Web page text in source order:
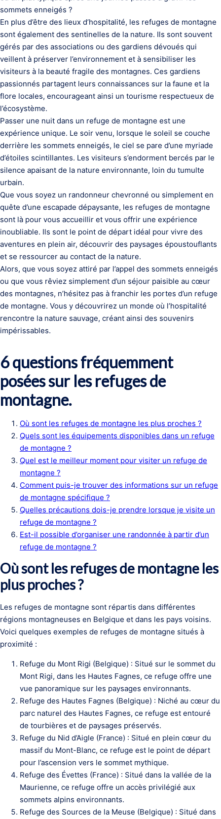
sommets enneigés ?
En plus d’être des lieux d’hospitalité, les refuges de montagne
sont également des sentinelles de la nature. Ils sont souvent
gérés par des associations ou des gardiens dévoués qui
veillent à préserver l’environnement et à sensibiliser les
visiteurs à la beauté fragile des montagnes. Ces gardiens
passionnés partagent leurs connaissances sur la faune et la
flore locales, encourageant ainsi un tourisme respectueux de
l’écosystème.
Passer une nuit dans un refuge de montagne est une
expérience unique. Le soir venu, lorsque le soleil se couche
derrière les sommets enneigés, le ciel se pare d’une myriade
d’étoiles scintillantes. Les visiteurs s’endorment bercés par le
silence apaisant de la nature environnante, loin du tumulte
urbain.
Que vous soyez un randonneur chevronné ou simplement en
quête d’une escapade dépaysante, les refuges de montagne
sont là pour vous accueillir et vous offrir une expérience
inoubliable. Ils sont le point de départ idéal pour vivre des
aventures en plein air, découvrir des paysages époustouflants
et se ressourcer au contact de la nature.
Alors, que vous soyez attiré par l’appel des sommets enneigés
ou que vous rêviez simplement d’un séjour paisible au cœur
des montagnes, n’hésitez pas à franchir les portes d’un refuge
de montagne. Vous y découvrirez un monde où l’hospitalité
rencontre la nature sauvage, créant ainsi des souvenirs
impérissables.
6 questions fréquemment
posées sur les refuges de
montagne.
Où sont les refuges de montagne les plus proches ?
Quels sont les équipements disponibles dans un refuge
de montagne ?
Quel est le meilleur moment pour visiter un refuge de
montagne ?
Comment puis-je trouver des informations sur un refuge
de montagne spécifique ?
Quelles précautions dois-je prendre lorsque je visite un
refuge de montagne ?
Est-il possible d’organiser une randonnée à partir d’un
refuge de montagne ?
Où sont les refuges de montagne les
plus proches ?
Les refuges de montagne sont répartis dans différentes
régions montagneuses en Belgique et dans les pays voisins.
Voici quelques exemples de refuges de montagne situés à
proximité :
Refuge du Mont Rigi (Belgique) : Situé sur le sommet du
Mont Rigi, dans les Hautes Fagnes, ce refuge offre une
vue panoramique sur les paysages environnants.
Refuge des Hautes Fagnes (Belgique) : Niché au cœur du
parc naturel des Hautes Fagnes, ce refuge est entouré
de tourbières et de paysages préservés.
Refuge du Nid d’Aigle (France) : Situé en plein cœur du
massif du Mont-Blanc, ce refuge est le point de départ
pour l’ascension vers le sommet mythique.
Refuge des Évettes (France) : Situé dans la vallée de la
Maurienne, ce refuge offre un accès privilégié aux
sommets alpins environnants.
Refuge des Sources de la Meuse (Belgique) : Situé dans